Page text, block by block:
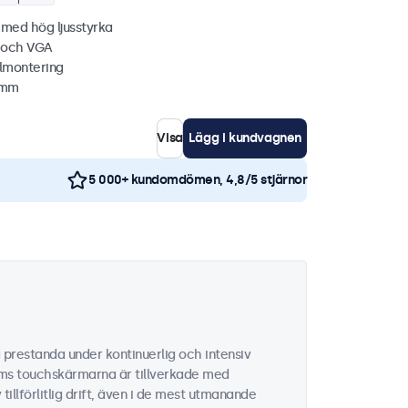
hög ljusstyrka
VGA
Visa Lägg i kundvagnen
5 000+ kundomdömen, 4,8/5 stjärnor
under kontinuerlig och intensiv
touchskärmarna är tillverkade med
drift, även i de mest utmanande